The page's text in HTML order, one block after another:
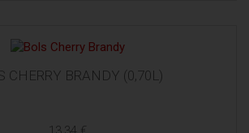
CHERRY BRANDY (0,70L)